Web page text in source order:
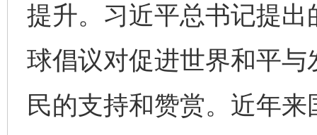
提升。习近平总书记提
球倡议对促进世界和平
民的支持和赞赏。近年